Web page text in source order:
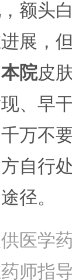
额头
展，
本院皮
、早
万不
自行
径。
医学
师指